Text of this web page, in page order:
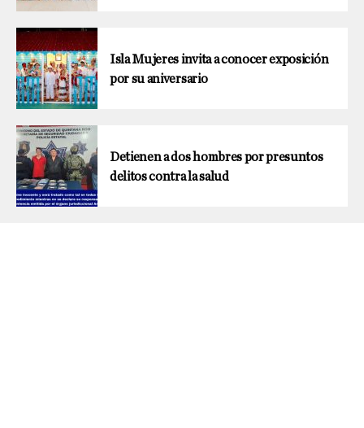
Isla Mujeres invita a conocer exposición
por su aniversario
Detienen a dos hombres por presuntos
delitos contra la salud